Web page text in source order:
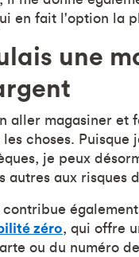
en fait l'option la
une
aller magasiner et
choses.
je peux
autres aux risques
zéro, qui offre
ou du numéro